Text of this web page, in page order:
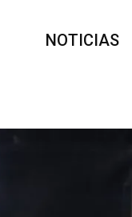
NOTICIAS